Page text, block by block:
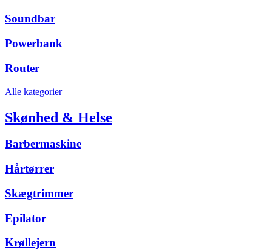
Soundbar
Powerbank
Router
Alle kategorier
Skønhed & Helse
Barbermaskine
Hårtørrer
Skægtrimmer
Epilator
Krøllejern